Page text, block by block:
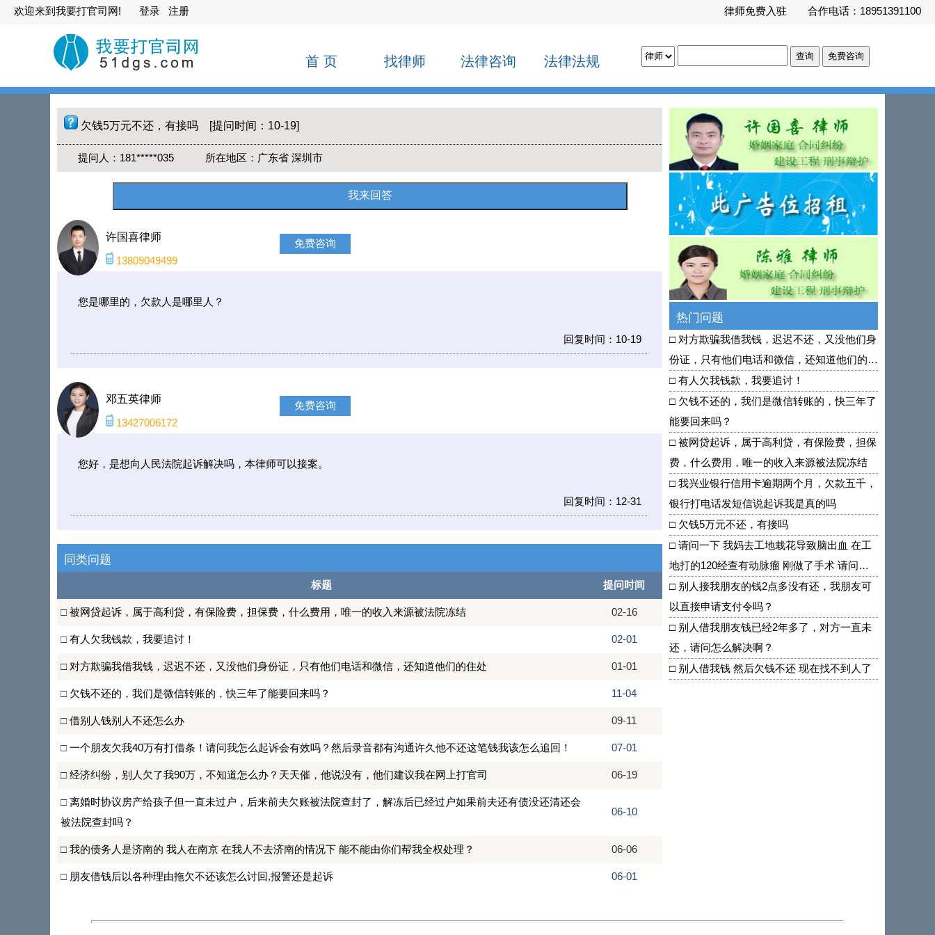
欢迎来到我要打官司网! 登录 注册 律师免费入驻 合作电话：18951391100
首 页 找律师 法律咨询 法律法规
欠钱5万元不还，有接吗 [提问时间：10-19]
提问人：181*****035 所在地区：广东省 深圳市
许国喜律师
13809049499
免费咨询
您是哪里的，欠款人是哪里人？
回复时间：10-19
邓五英律师
13427006172
免费咨询
您好，是想向人民法院起诉解决吗，本律师可以接案。
回复时间：12-31
同类问题
标题 提问时间
□ 被网贷起诉，属于高利贷，有保险费，担保费，什么费用，唯一的收入来源被法院冻结 02-16
□ 有人欠我钱款，我要追讨！ 02-01
□ 对方欺骗我借我钱，迟迟不还，又没他们身份证，只有他们电话和微信，还知道他们的住处 01-01
□ 欠钱不还的，我们是微信转账的，快三年了能要回来吗？ 11-04
□ 借别人钱别人不还怎么办 09-11
□ 一个朋友欠我40万有打借条！请问我怎么起诉会有效吗？然后录音都有沟通许久他不还这笔钱我该怎么追回！ 07-01
□ 经济纠纷，别人欠了我90万，不知道怎么办？天天催，他说没有，他们建议我在网上打官司 06-19
□ 离婚时协议房产给孩子但一直未过户，后来前夫欠账被法院查封了，解冻后已经过户如果前夫还有债没还清还会
被法院查封吗？
06-10
□ 我的债务人是济南的 我人在南京 在我人不去济南的情况下 能不能由你们帮我全权处理？ 06-06
□ 朋友借钱后以各种理由拖欠不还该怎么讨回,报警还是起诉 06-01
热门问题
□ 对方欺骗我借我钱，迟迟不还，又没他们身
份证，只有他们电话和微信，还知道他们的住
处
□ 有人欠我钱款，我要追讨！
□ 欠钱不还的，我们是微信转账的，快三年了
能要回来吗？
□ 被网贷起诉，属于高利贷，有保险费，担保
费，什么费用，唯一的收入来源被法院冻结
□ 我兴业银行信用卡逾期两个月，欠款五千，
银行打电话发短信说起诉我是真的吗
□ 欠钱5万元不还，有接吗
□ 请问一下 我妈去工地栽花导致脑出血 在工
地打的120经查有动脉瘤 刚做了手术 请问可
以找工地赔偿吗 要怎么做合理
□ 别人接我朋友的钱2点多没有还，我朋友可
以直接申请支付令吗？
□ 别人借我朋友钱已经2年多了，对方一直未
还，请问怎么解决啊？
□ 别人借我钱 然后欠钱不还 现在找不到人了